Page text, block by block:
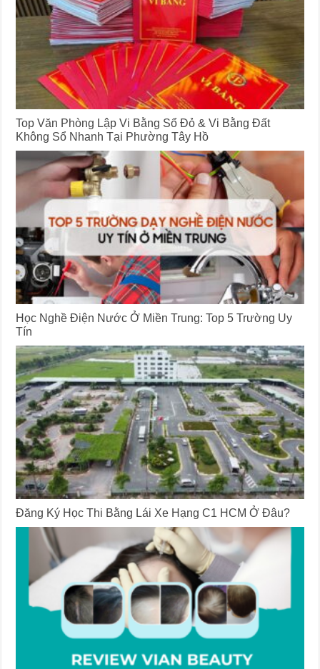
Top Văn Phòng Lập Vi Bằng Sổ Đỏ & Vi Bằng Đất
Không Sổ Nhanh Tại Phường Tây Hồ
Học Nghề Điện Nước Ở Miền Trung: Top 5 Trường Uy
Tín
Đăng Ký Học Thi Bằng Lái Xe Hạng C1 HCM Ở Đâu?